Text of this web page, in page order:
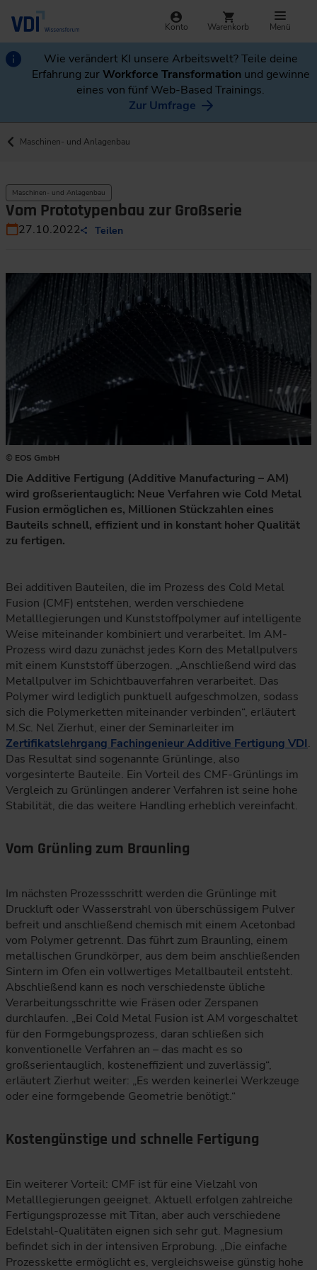
Konto Warenkorb Menü
Wie verändert KI unsere Arbeitswelt? Teile deine
Erfahrung zurWorkforce Transformation und gewinne
eines von fünf Web-Based Trainings.
Zur Umfrage
Maschinen- und Anlagenbau
Maschinen- und Anlagenbau
Vom Prototypenbau zur Großserie
27.10.2022 Teilen
© EOS GmbH
Die Additive Fertigung (Additive Manufacturing – AM)
wird großserientauglich: Neue Verfahren wie Cold Metal
Fusion ermöglichen es, Millionen Stückzahlen eines
Bauteils schnell, effizient und in konstant hoher Qualität
zu fertigen.
Bei additiven Bauteilen, die im Prozess des Cold Metal
Fusion (CMF) entstehen, werden verschiedene
Metalllegierungen und Kunststoffpolymer auf intelligente
Weise miteinander kombiniert und verarbeitet. Im AM-
Prozess wird dazu zunächst jedes Korn des Metallpulvers
mit einem Kunststoff überzogen. „Anschließend wird das
Metallpulver im Schichtbauverfahren verarbeitet. Das
Polymer wird lediglich punktuell aufgeschmolzen, sodass
sich die Polymerketten miteinander verbinden“, erläutert
M.Sc. Nel Zierhut, einer der Seminarleiter im
Zertifikatslehrgang Fachingenieur Additive Fertigung VDI.
Das Resultat sind sogenannte Grünlinge, also
vorgesinterte Bauteile. Ein Vorteil des CMF-Grünlings im
Vergleich zu Grünlingen anderer Verfahren ist seine hohe
Stabilität, die das weitere Handling erheblich vereinfacht.
Vom Grünling zum Braunling
Im nächsten Prozessschritt werden die Grünlinge mit
Druckluft oder Wasserstrahl von überschüssigem Pulver
befreit und anschließend chemisch mit einem Acetonbad
vom Polymer getrennt. Das führt zum Braunling, einem
metallischen Grundkörper, aus dem beim anschließenden
Sintern im Ofen ein vollwertiges Metallbauteil entsteht.
Abschließend kann es noch verschiedenste übliche
Verarbeitungsschritte wie Fräsen oder Zerspanen
durchlaufen. „Bei Cold Metal Fusion ist AM vorgeschaltet
für den Formgebungsprozess, daran schließen sich
konventionelle Verfahren an – das macht es so
großserientauglich, kosteneffizient und zuverlässig“,
erläutert Zierhut weiter: „Es werden keinerlei Werkzeuge
oder eine formgebende Geometrie benötigt.“
Kostengünstige und schnelle Fertigung
Ein weiterer Vorteil: CMF ist für eine Vielzahl von
Metalllegierungen geeignet. Aktuell erfolgen zahlreiche
Fertigungsprozesse mit Titan, aber auch verschiedene
Edelstahl-Qualitäten eignen sich sehr gut. Magnesium
befindet sich in der intensiven Erprobung. „Die einfache
Prozesskette ermöglicht es, vergleichsweise günstig hohe